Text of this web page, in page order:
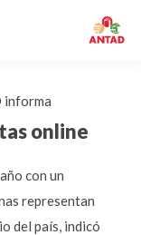
informa
online
con un
representan
del país, indicó